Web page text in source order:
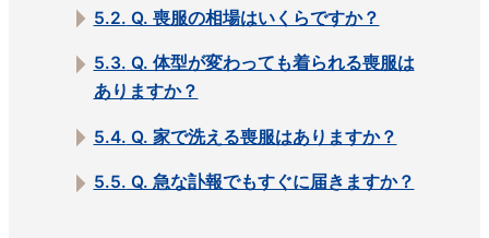
5.2. Q. 喪服の相場はいくらですか？
5.3. Q. 体型が変わっても着られる喪服は
ありますか？
5.4. Q. 家で洗える喪服はありますか？
5.5. Q. 急な訃報でもすぐに届きますか？